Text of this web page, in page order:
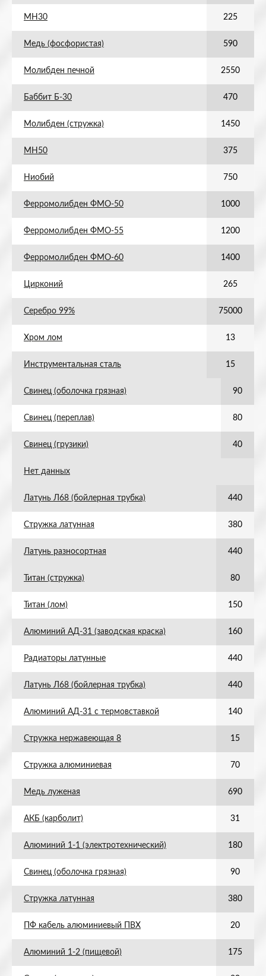
МН30 225
Медь (фосфористая) 590
Молибден печной 2550
Баббит Б-30 470
Молибден (стружка) 1450
МН50 375
Ниобий 750
Ферромолибден ФМО-50 1000
Ферромолибден ФМО-55 1200
Ферромолибден ФМО-60 1400
Цирконий 265
Серебро 99% 75000
Хром лом 13
Инструментальная сталь 15
Свинец (оболочка грязная) 90
Свинец (переплав) 80
Свинец (грузики) 40
Нет данных
Латунь Л68 (бойлерная трубка) 440
Стружка латунная 380
Латунь разносортная 440
Титан (стружка) 80
Титан (лом) 150
Алюминий АД-31 (заводская краска) 160
Радиаторы латунные 440
Латунь Л68 (бойлерная трубка) 440
Алюминий АД-31 с термовставкой 140
Стружка нержавеющая 8 15
Стружка алюминиевая 70
Медь луженая 690
АКБ (карболит) 31
Алюминий 1-1 (электротехнический) 180
Свинец (оболочка грязная) 90
Стружка латунная 380
ПФ кабель алюминиевый ПВХ 20
Алюминий 1-2 (пищевой) 175